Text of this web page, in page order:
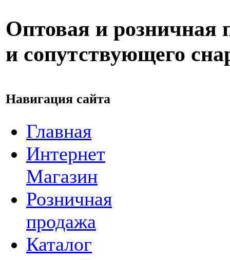
Оптовая и розничная
и сопутствующего
Навигация сайта
Главная
Интернет
Магазин
Розничная
продажа
Каталог